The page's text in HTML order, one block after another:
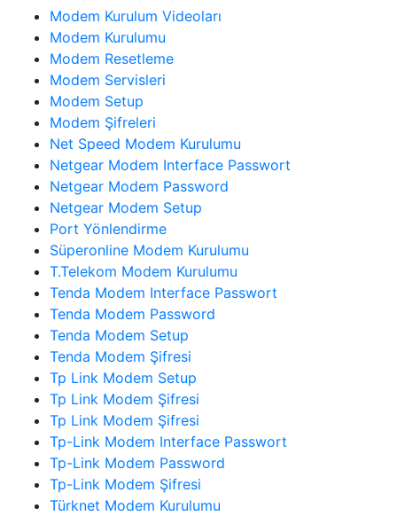
Modem Kurulum Videoları
Modem Kurulumu
Modem Resetleme
Modem Servisleri
Modem Setup
Modem Şifreleri
Net Speed Modem Kurulumu
Netgear Modem Interface Passwort
Netgear Modem Password
Netgear Modem Setup
Port Yönlendirme
Süperonline Modem Kurulumu
T.Telekom Modem Kurulumu
Tenda Modem Interface Passwort
Tenda Modem Password
Tenda Modem Setup
Tenda Modem Şifresi
Tp Link Modem Setup
Tp Link Modem Şifresi
Tp Link Modem Şifresi
Tp-Link Modem Interface Passwort
Tp-Link Modem Password
Tp-Link Modem Şifresi
Türknet Modem Kurulumu